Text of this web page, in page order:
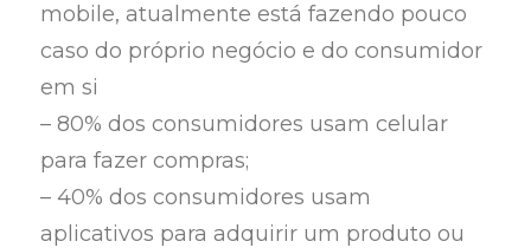
mobile, atualmente está fazendo pouco
caso do próprio negócio e do consumidor
em si
– 80% dos consumidores usam celular
para fazer compras;
– 40% dos consumidores usam
aplicativos para adquirir um produto ou